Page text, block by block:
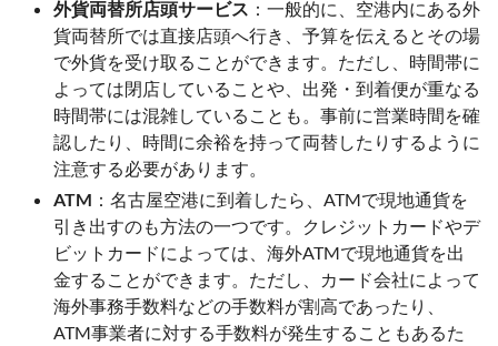
外貨両替所店頭サービス ：一般的に、空港内にある外
貨両替所では直接店頭へ行き、予算を伝えるとその場
で外貨を受け取ることができます。ただし、時間帯に
よっては閉店していることや、出発・到着便が重なる
時間帯には混雑していることも。事前に営業時間を確
認したり、時間に余裕を持って両替したりするように
注意する必要があります。
ATM ：名古屋空港に到着したら、ATMで現地通貨を
引き出すのも方法の一つです。クレジットカードやデ
ビットカードによっては、海外ATMで現地通貨を出
金することができます。ただし、カード会社によって
海外事務手数料などの手数料が割高であったり、
ATM事業者に対する手数料が発生することもあるた